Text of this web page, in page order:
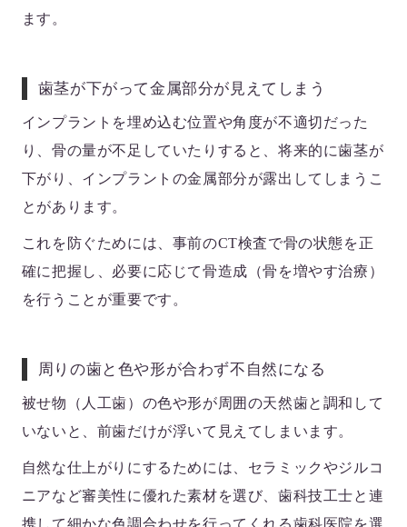
ます。
歯茎が下がって金属部分が見えてしまう
インプラントを埋め込む位置や角度が不適切だった
り、骨の量が不足していたりすると、将来的に歯茎が
下がり、インプラントの金属部分が露出してしまうこ
とがあります。
これを防ぐためには、事前のCT検査で骨の状態を正
確に把握し、必要に応じて骨造成（骨を増やす治療）
を行うことが重要です。
周りの歯と色や形が合わず不自然になる
被せ物（人工歯）の色や形が周囲の天然歯と調和して
いないと、前歯だけが浮いて見えてしまいます。
自然な仕上がりにするためには、セラミックやジルコ
ニアなど審美性に優れた素材を選び、歯科技工士と連
携して細かな色調合わせを行ってくれる歯科医院を選